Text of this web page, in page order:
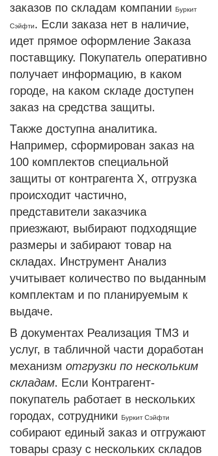
заказов по складам компании Буркит
Сэйфти. Если заказа нет в наличие,
идет прямое оформление Заказа
поставщику. Покупатель оперативно
получает информацию, в каком
городе, на каком складе доступен
заказ на средства защиты.
Также доступна аналитика.
Например, сформирован заказ на
100 комплектов специальной
защиты от контрагента X, отгрузка
происходит частично,
представители заказчика
приезжают, выбирают подходящие
размеры и забирают товар на
складах. Инструмент Анализ
учитывает количество по выданным
комплектам и по планируемым к
выдаче.
В документах Реализация ТМЗ и
услуг, в табличной части доработан
механизм отгрузки по нескольким
складам. Если Контрагент-
покупатель работает в нескольких
городах, сотрудники Буркит Сэйфти
собирают единый заказ и отгружают
товары сразу с нескольких складов